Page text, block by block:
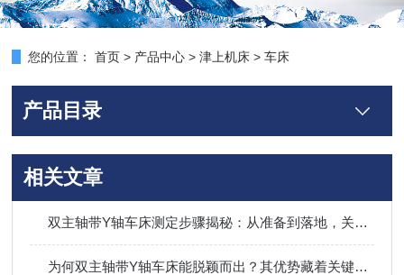
您的位置： 首页 > 产品中心 >津上机床 >车床
产品目录
相关文章
双主轴带Y轴车床测定步骤揭秘：从准备到落地，关键细节全拿捏
为何双主轴带Y轴车床能脱颖而出？其优势藏着关键答案